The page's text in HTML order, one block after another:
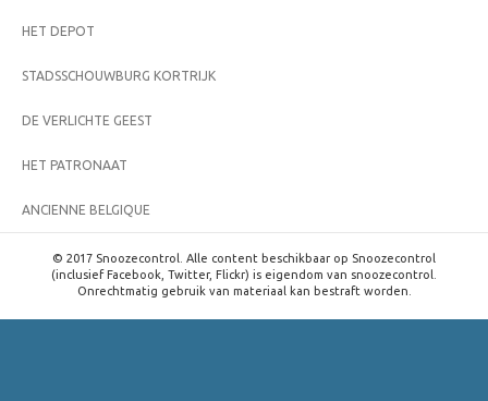
HET DEPOT
STADSSCHOUWBURG KORTRIJK
DE VERLICHTE GEEST
HET PATRONAAT
ANCIENNE BELGIQUE
© 2017 Snoozecontrol. Alle content beschikbaar op Snoozecontrol
(inclusief Facebook, Twitter, Flickr) is eigendom van snoozecontrol.
Onrechtmatig gebruik van materiaal kan bestraft worden.